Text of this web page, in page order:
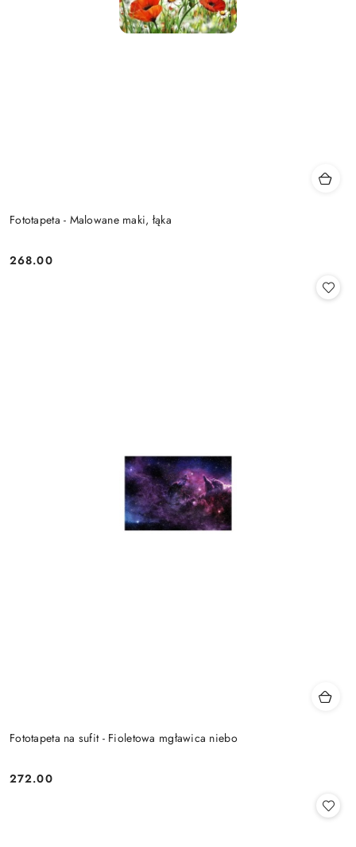
Fototapeta - Malowane maki, łąka
Cena:
268.00
Fototapeta na sufit - Fioletowa mgławica niebo
Cena:
272.00